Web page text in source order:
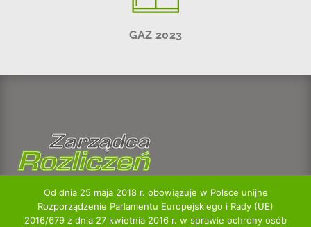
GAZ 2023
Kontakt
w godzinach 8:00 – 16:00
tel.: +48 22 422 37 70
Od dnia 25 maja 2018 r. obowiązuje w Polsce unijne
Rozporządzenie Parlamentu Europejskiego i Rady (UE)
2016/679 z dnia 27 kwietnia 2016 r. w sprawie ochrony osób